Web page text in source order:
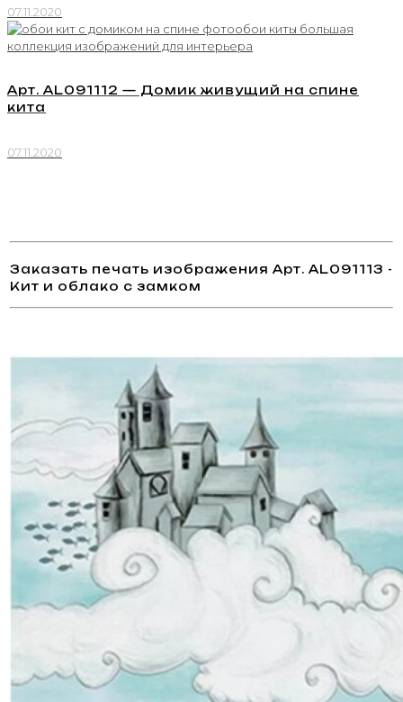
07.11.2020
Арт. AL091112 — Домик живущий на спине
кита
07.11.2020
Заказать печать изображения Арт. AL091113 -
Кит и облако с замком